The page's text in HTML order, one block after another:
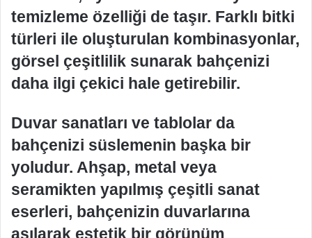
temizleme özelliği de taşır. Farklı bitki
türleri ile oluşturulan kombinasyonlar,
görsel çeşitlilik sunarak bahçenizi
daha ilgi çekici hale getirebilir.
Duvar sanatları ve tablolar da
bahçenizi süslemenin başka bir
yoludur. Ahşap, metal veya
seramikten yapılmış çeşitli sanat
eserleri, bahçenizin duvarlarına
asılarak estetik bir görünüm